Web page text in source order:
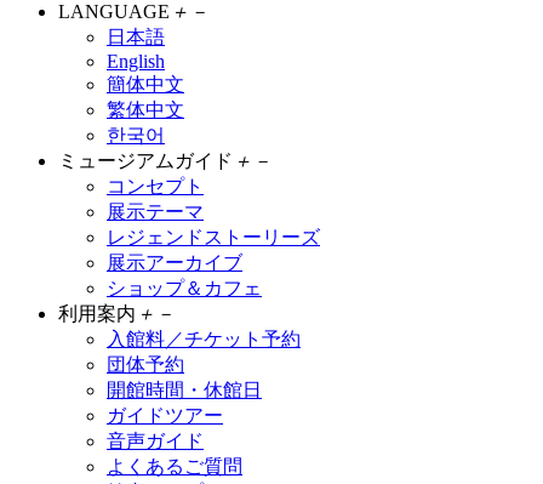
LANGUAGE ＋ －
日本語
English
簡体中文
繁体中文
한국어
ミュージアムガイド ＋ －
コンセプト
展示テーマ
レジェンドストーリーズ
展示アーカイブ
ショップ＆カフェ
利用案内 ＋ －
入館料／チケット予約
団体予約
開館時間・休館日
ガイドツアー
音声ガイド
よくあるご質問